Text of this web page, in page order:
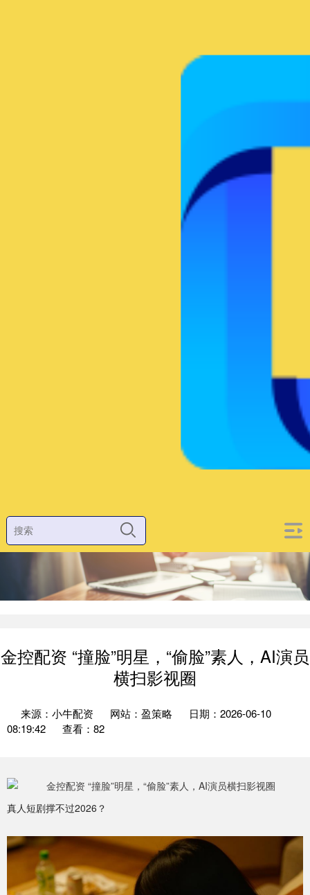
金控配资 “撞脸”明星，“偷脸”素人，AI演员
横扫影视圈
来源：小牛配资 网站：盈策略
日期：2026-06-10
08:19:42
查看：82
真人短剧撑不过2026？